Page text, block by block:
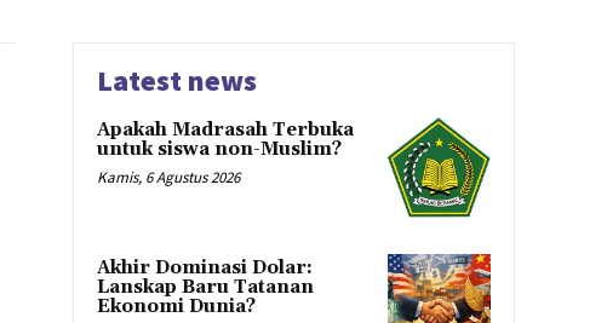
Latest news
Apakah Madrasah Terbuka
untuk siswa non-Muslim?
Kamis, 6 Agustus 2026
Akhir Dominasi Dolar:
Lanskap Baru Tatanan
Ekonomi Dunia?